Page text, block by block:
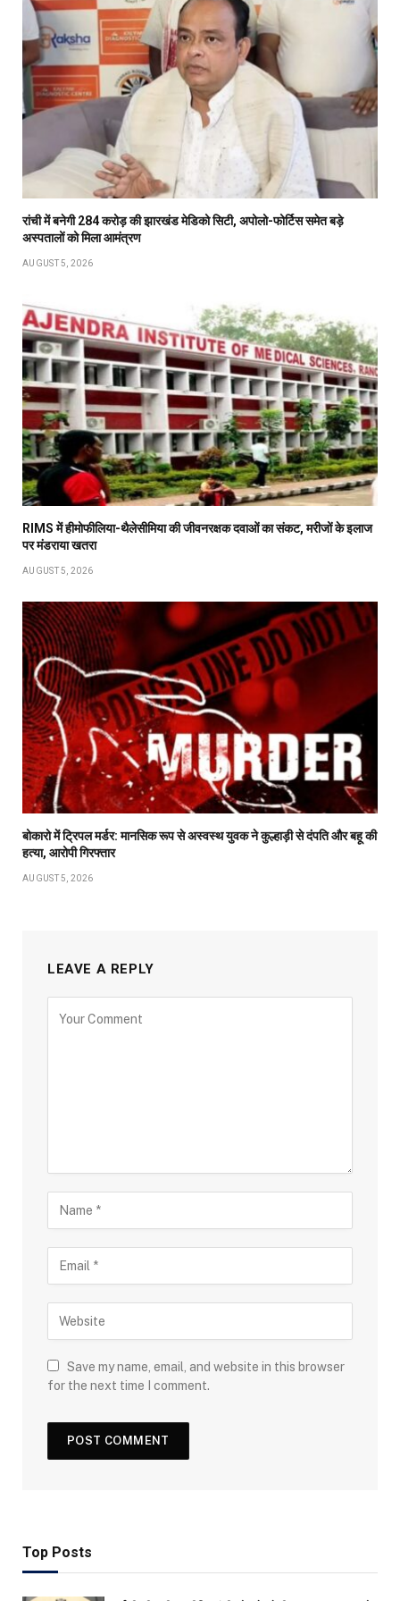
रांची में बनेगी 284 करोड़ की झारखंड मेडिको सिटी, अपोलो-फोर्टिस समेत बड़े
अस्पतालों को मिला आमंत्रण
AUGUST 5, 2026
RIMS में हीमोफीलिया-थैलेसीमिया की जीवनरक्षक दवाओं का संकट, मरीजों के इलाज
पर मंडराया खतरा
AUGUST 5, 2026
बोकारो में ट्रिपल मर्डर: मानसिक रूप से अस्वस्थ युवक ने कुल्हाड़ी से दंपति और बहू की
हत्या, आरोपी गिरफ्तार
AUGUST 5, 2026
LEAVE A REPLY
Save my name, email, and website in this browser
for the next time I comment.
Top Posts